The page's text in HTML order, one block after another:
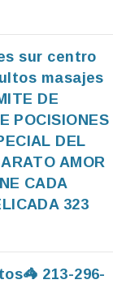
sur centro
masajes
DE
POCISIONES
DEL
AMOR
CADA
323
213-296-